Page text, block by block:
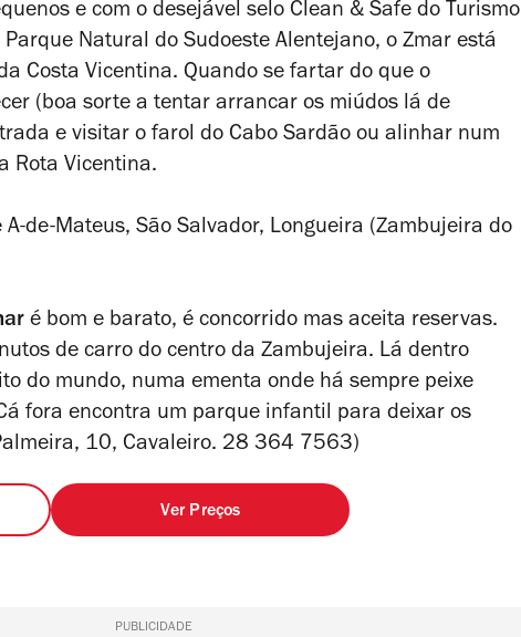
e com o desejável selo Clean & Safe do Turismo
Natural do Sudoeste Alentejano, o Zmar está
Costa Vicentina. Quando se fartar do que o
(boa sorte a tentar arrancar os miúdos lá de
e visitar o farol do Cabo Sardão ou alinhar num
Rota Vicentina.
de-Mateus, São Salvador, Longueira (Zambujeira do
é bom e barato, é concorrido mas aceita reservas.
de carro do centro da Zambujeira. Lá dentro
do mundo, numa ementa onde há sempre peixe
fora encontra um parque infantil para deixar os
10, Cavaleiro. 28 364 7563)
Ver Preços
PUBLICIDADE